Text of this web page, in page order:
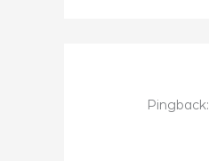
Pingback: